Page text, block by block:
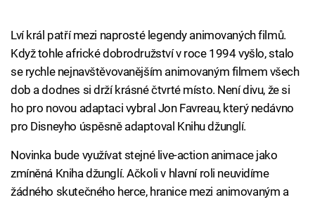
Lví král patří mezi naprosté legendy animovaných filmů.
Když tohle africké dobrodružství v roce 1994 vyšlo, stalo
se rychle nejnavštěvovanějším animovaným filmem všech
dob a dodnes si drží krásné čtvrté místo. Není divu, že si
ho pro novou adaptaci vybral Jon Favreau, který nedávno
pro Disneyho úspěsně adaptoval Knihu džunglí.
Novinka bude využívat stejné live-action animace jako
zmíněná Kniha džunglí. Ačkoli v hlavní roli neuvidíme
žádného skutečného herce, hranice mezi animovaným a